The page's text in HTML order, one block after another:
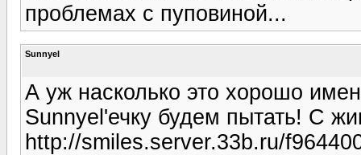
проблемах с пуповиной...
Sunnyel
А уж насколько это хорошо
Sunnyel'ечку будем пытать! С
http://smiles.server.33b.ru/